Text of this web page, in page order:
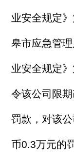
业安全规定
皋市应急管
业安全规定
令该公司限
罚款，对该
币0.3万元的